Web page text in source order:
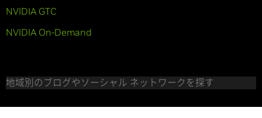
NVIDIA GTC
NVIDIA On-Demand
地域別のブログやソーシャル ネットワークを探す